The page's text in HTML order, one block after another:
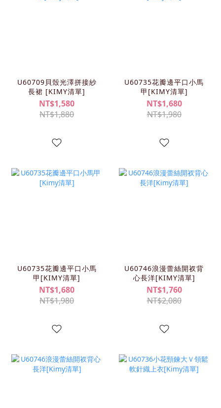
U60709貝殼光澤拼接紗
長裙 [KIMY清單]
NT$1,580
NT$1,880
U60735花瓣邊平口小馬
甲[KIMY清單]
NT$1,680
NT$1,980
U60735花瓣邊平口小馬
甲[KIMY清單]
NT$1,680
NT$1,980
U60746浪漫蕾絲開衩背
心長洋[KIMY清單]
NT$1,760
NT$2,080